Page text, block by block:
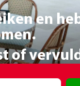
en
of